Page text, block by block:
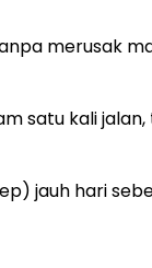
merusak
satu kali
jauh hari